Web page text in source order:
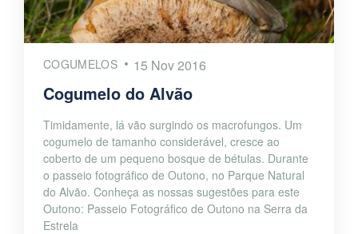
COGUMELOS 15 Nov 2016
Cogumelo do Alvão
Timidamente, lá vão surgindo os macrofungos. Um
cogumelo de tamanho considerável, cresce ao
coberto de um pequeno bosque de bétulas. Durante
o passeio fotográfico de Outono, no Parque Natural
do Alvão. Conheça as nossas sugestões para este
Outono: Passeio Fotográfico de Outono na Serra da
Estrela